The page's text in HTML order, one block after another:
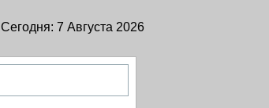
Сегодня: 7 Августа 2026